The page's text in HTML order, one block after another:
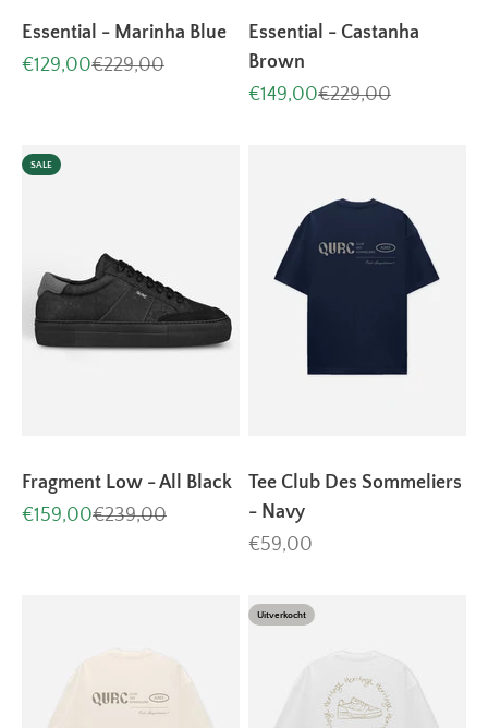
Essential - Marinha Blue
Aanbiedingsprijs
€129,00Normale prijs
€229,00
Essential - Castanha
Brown
Aanbiedingsprijs
€149,00Normale prijs
€229,00
SALE
Fragment Low - All Black
Aanbiedingsprijs
€159,00Normale prijs
€239,00
Tee Club Des Sommeliers
- Navy
Aanbiedingsprijs
€59,00
Uitverkocht